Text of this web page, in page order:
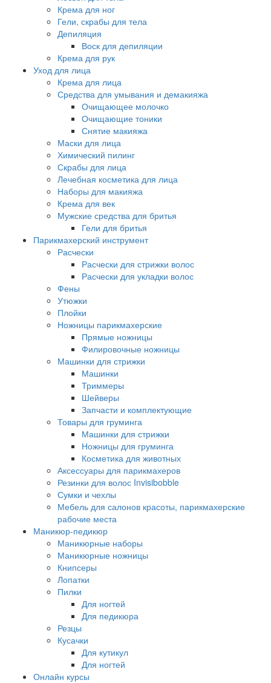
Крема для ног
Гели, скрабы для тела
Депиляция
Воск для депиляции
Крема для рук
Уход для лица
Крема для лица
Средства для умывания и демакияжа
Очищающее молочко
Очищающие тоники
Снятие макияжа
Маски для лица
Химический пилинг
Скрабы для лица
Лечебная косметика для лица
Наборы для макияжа
Крема для век
Мужские средства для бритья
Гели для бритья
Парикмахерский инструмент
Расчески
Расчески для стрижки волос
Расчески для укладки волос
Фены
Утюжки
Плойки
Ножницы парикмахерские
Прямые ножницы
Филировочные ножницы
Машинки для стрижки
Машинки
Триммеры
Шейверы
Запчасти и комплектующие
Товары для груминга
Машинки для стрижки
Ножницы для груминга
Косметика для животных
Аксессуары для парикмахеров
Резинки для волос Invisibobble
Сумки и чехлы
Мебель для салонов красоты, парикмахерские
рабочие места
Маникюр-педикюр
Маникюрные наборы
Маникюрные ножницы
Книпсеры
Лопатки
Пилки
Для ногтей
Для педикюра
Резцы
Кусачки
Для кутикул
Для ногтей
Онлайн курсы